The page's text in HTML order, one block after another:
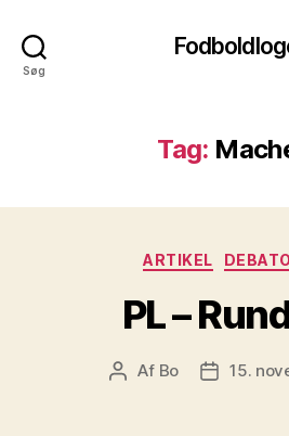
Søg
Tag:
ARTIKEL
PL –
Indlægsforfatter
Af Bo 15.